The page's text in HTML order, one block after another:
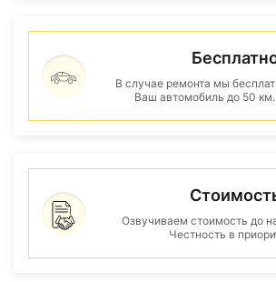
В случае ремонта мы
Ваш автомобиль до 50
Озвучиваем стоимость до
Честность в